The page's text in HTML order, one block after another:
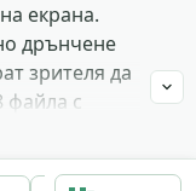
екрана.
дрънчене
зрителя да
файла с
моменти от